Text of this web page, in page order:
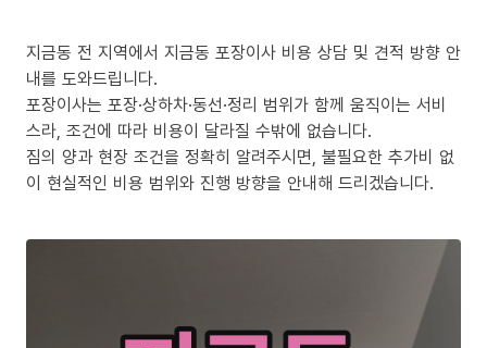
지금동 전 지역에서 지금동 포장이사 비용 상담 및 견적 방향 안
내를 도와드립니다.
포장이사는 포장·상하차·동선·정리 범위가 함께 움직이는 서비
스라, 조건에 따라 비용이 달라질 수밖에 없습니다.
짐의 양과 현장 조건을 정확히 알려주시면, 불필요한 추가비 없
이 현실적인 비용 범위와 진행 방향을 안내해 드리겠습니다.